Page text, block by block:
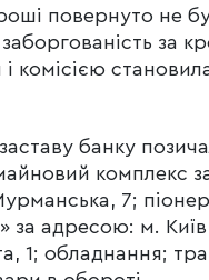
повернуто не
заборгованість за
і комісією
заставу банку
комплекс
7;
за адресою: м.
1; обладнання;